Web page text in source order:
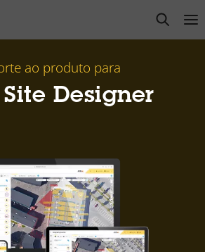
open
ao produto para
Designer